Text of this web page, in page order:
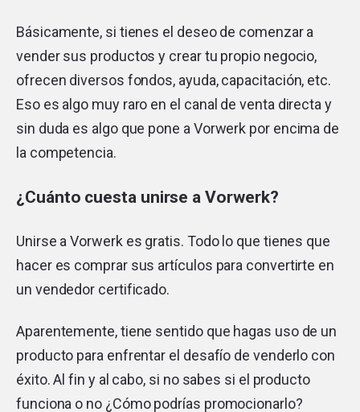
Básicamente, si tienes el deseo de comenzar a
vender sus productos y crear tu propio negocio,
ofrecen diversos fondos, ayuda, capacitación, etc.
Eso es algo muy raro en el canal de venta directa y
sin duda es algo que pone a Vorwerk por encima de
la competencia.
¿Cuánto cuesta unirse a Vorwerk?
Unirse a Vorwerk es gratis. Todo lo que tienes que
hacer es comprar sus artículos para convertirte en
un vendedor certificado.
Aparentemente, tiene sentido que hagas uso de un
producto para enfrentar el desafío de venderlo con
éxito. Al fin y al cabo, si no sabes si el producto
funciona o no ¿Cómo podrías promocionarlo?